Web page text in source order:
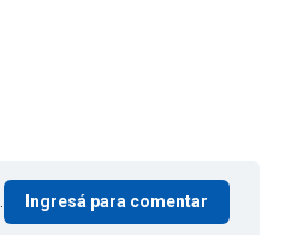
Ingresá para comentar